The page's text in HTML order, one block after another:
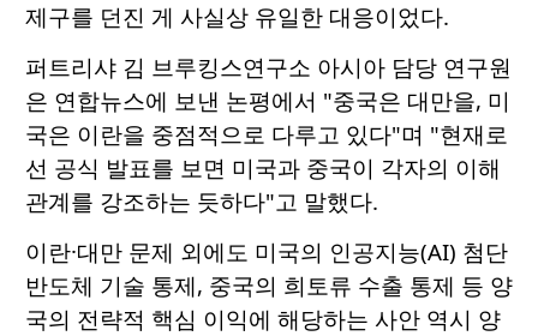
제구를 던진 게 사실상 유일한 대응이었다.
퍼트리샤 김 브루킹스연구소 아시아 담당 연구원
은 연합뉴스에 보낸 논평에서 "중국은 대만을, 미
국은 이란을 중점적으로 다루고 있다"며 "현재로
선 공식 발표를 보면 미국과 중국이 각자의 이해
관계를 강조하는 듯하다"고 말했다.
이란·대만 문제 외에도 미국의 인공지능(AI) 첨단
반도체 기술 통제, 중국의 희토류 수출 통제 등 양
국의 전략적 핵심 이익에 해당하는 사안 역시 양